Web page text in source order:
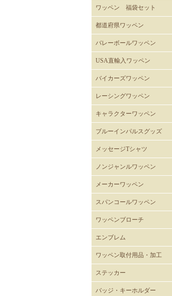
ワッペン 福袋セット
都道府県ワッペン
バレーボールワッペン
バレーボール
USA直輸入ワッペン
ROTHCOミリタリーワッペ
ミリタリーワッペン
階級章ワッペン
テープタグ
スカルワッペン
バイカーワッペン
警察･消防ワッペン
徽章ワッペン
スラングワッペン
国旗ワッペン
アニマルワッペン
バラエティーワッペン
NASAクルーパッチ
バイカーズワッペン
イズ
レーシングワッペン
キャラクターワッペン
スヌーピー
ディズニー
ムーミン
くまのがっこう
ROAD RUNNER ワッペン
CLAY SMITH
FELIX
トムとジェリー
バットマン
スーパーマン
トゥイーティー
スターウォーズ
スパイダーマン
マーベル・コミック
RATFINK
ミッフィー
デッドベア
NHKはなかっぱ
ともだち8にん
カピバラさん
セサミストリート
NHKみいつけた
ウサビッチ
パラッパラッパー
鉄腕アトム
ハッピーツリーフレンズ
ガーフィールド
ブルーインパルスグッズ
メッセージTシャツ
ノンジャンルワッペン
メーカーワッペン
スパンコールワッペン
ワッペンブローチ
エンブレム
既成ワッペン エンブレム
ワッペン取付用品・加工
ステッカー
レーシングステッカー
バイカーステッカー
ミリタリーステッカー
ヴィンテージ風ステッカー
キャラクターステッカー
ウォールステッカー
バッジ・キーホルダー